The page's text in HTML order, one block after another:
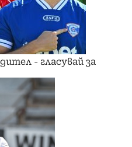
- гласувай за